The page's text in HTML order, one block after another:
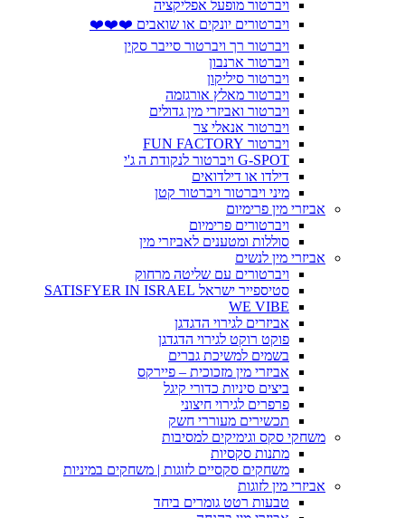
ויברטור מופעל אפליקציה
ויברטורים יונקים או שואבים ❤️❤️❤️
ויברטור רך ויברטור סייבר סקין
ויברטור ארנבון
ויברטור סיליקון
ויברטור מאלץ אורגזמה
ויברטור ואביזרי מין גדולים
ויברטור אנאלי צר
ויברטור FUN FACTORY
G-SPOT ויברטור לנקודת ה ג'י
דילדו או דילדואים
מיני ויברטור ויברטור קטן
אביזרי מין פרימיום
ויברטורים פרימיום
סוללות ומטענים לאביזרי מין
אביזרי מין לנשים
ויברטורים עם שליטה מרחוק
סטיספייר ישראל SATISFYER IN ISRAEL
WE VIBE
אביזרים לגירוי הדגדגן
פוקט רוקט לגירוי הדגדגן
בשמים למשיכת גברים
אביזרי מין מזכוכית – פיירקס
ביצים סיניות כדורי קיגל
פרפרים לגירוי חיצוני
תכשירים מעוררי חשק
משחקי סקס וגימיקים למסיבות
מתנות סקסיות
משחקים סקסיים לזוגות | משחקים במיניות
אביזרי מין לזוגות
טבעות רטט גומרים ביחד